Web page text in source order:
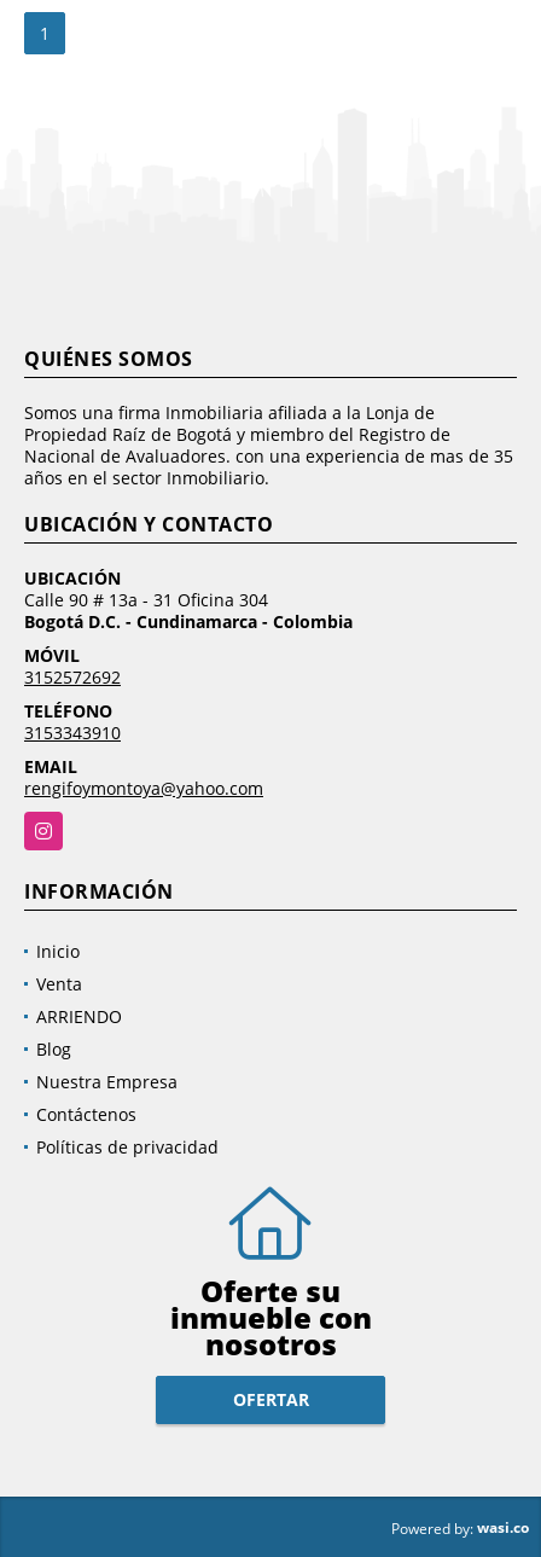
1
QUIÉNES SOMOS
Somos una firma Inmobiliaria afiliada a la Lonja de
Propiedad Raíz de Bogotá y miembro del Registro de
Nacional de Avaluadores. con una experiencia de mas de 35
años en el sector Inmobiliario.
UBICACIÓN Y CONTACTO
UBICACIÓN
Calle 90 # 13a - 31 Oficina 304
Bogotá D.C. - Cundinamarca - Colombia
MÓVIL
3152572692
TELÉFONO
3153343910
EMAIL
rengifoymontoya@yahoo.com
Instagram
INFORMACIÓN
Inicio
Venta
ARRIENDO
Blog
Nuestra Empresa
Contáctenos
Políticas de privacidad
Oferte su
inmueble con
nosotros
OFERTAR
Powered by:wasi.co